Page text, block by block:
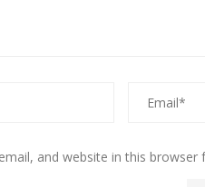
and website in this